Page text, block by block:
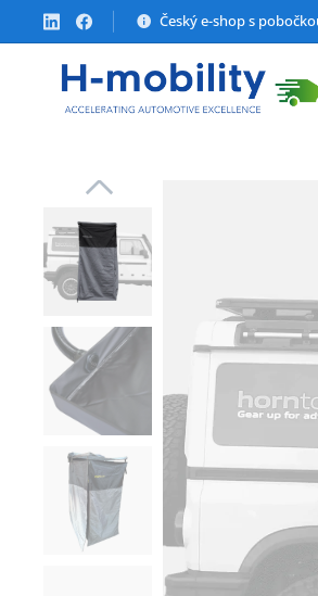
Český e-shop s